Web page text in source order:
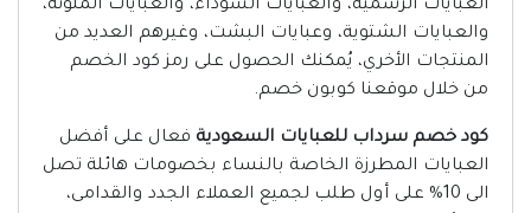
العبايات الرسمية، والعبايات السوداء، والعبايات الملونة،
والعبايات الشتوية، وعبايات البشت، وغيرهم العديد من
المنتجات الأخري، يُمكنك الحصول على رمز كود الخصم
من خلال موقعنا كوبون خصم.
كود خصم سرداب للعبايات السعودية فعال على أفضل
العبايات المطرزة الخاصة بالنساء بخصومات هائلة تصل
الى 10% على أول طلب لجميع العملاء الجدد والقدامى،